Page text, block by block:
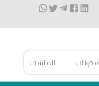
مدونات المنشآت